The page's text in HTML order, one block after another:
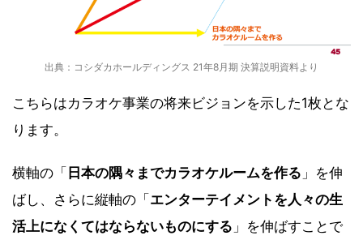
出典：コシダカホールディングス 21年8月期 決算説明資料より
こちらはカラオケ事業の将来ビジョンを示した1枚とな
ります。
横軸の「 日本の隅々までカラオケルームを作る 」を伸
ばし、さらに縦軸の「 エンターテイメントを人々の生
活上になくてはならないものにする 」を伸ばすことで